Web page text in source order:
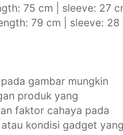
75 cm | sleeve: 27
79 cm | sleeve: 28
gambar mungkin
produk yang
faktor cahaya pada
kondisi gadget yang